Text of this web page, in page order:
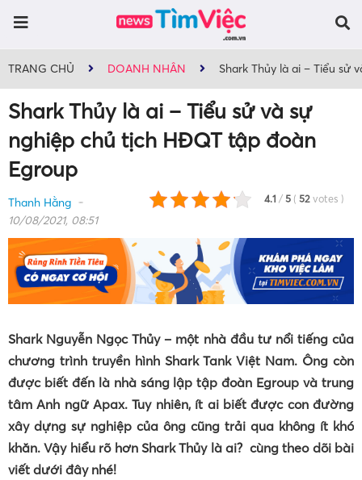
TRANG CHỦ DOANH NHÂN Shark Thủy là ai – Tiểu sử
Shark Thủy là ai – Tiểu sử và sự
nghiệp chủ tịch HĐQT tập đoàn
Egroup
4.1 / 5 ( 52 votes )
Thanh Hằng
10/08/2021, 08:51
Shark Nguyễn Ngọc Thủy – một nhà đầu tư nổi tiếng của
chương trình truyền hình Shark Tank Việt Nam. Ông còn
được biết đến là nhà sáng lập tập đoàn Egroup và trung
tâm Anh ngữ Apax. Tuy nhiên, ít ai biết được con đường
xây dựng sự nghiệp của ông cũng trải qua không ít khó
khăn. Vậy hiểu rõ hơn Shark Thủy là ai? cùng theo dõi bài
viết dưới đây nhé!